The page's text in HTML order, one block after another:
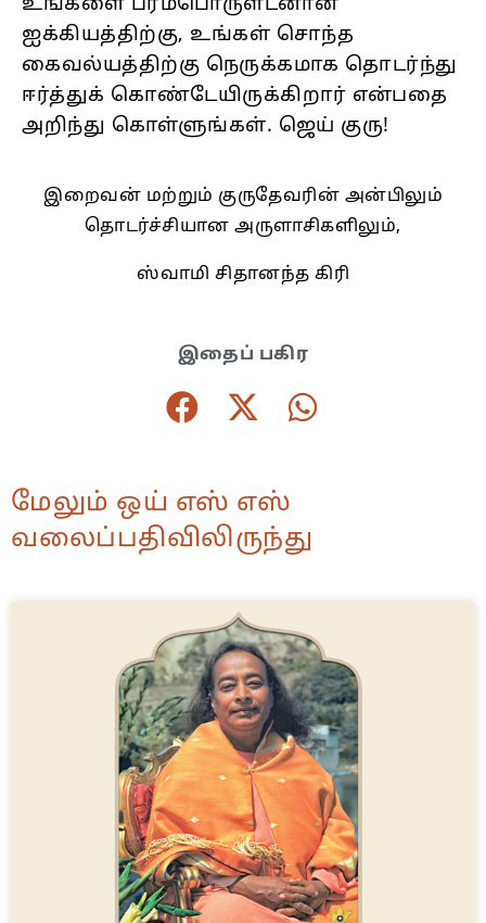
ஐக்கியத்திற்கு, உங்கள் சொந்த
கைவல்யத்திற்கு நெருக்கமாக தொடர்ந்து
ஈர்த்துக் கொண்டேயிருக்கிறார் என்பதை
அறிந்து கொள்ளுங்கள். ஜெய் குரு!
இறைவன் மற்றும் குருதேவரின் அன்பிலும்
தொடர்ச்சியான அருளாசிகளிலும்,
ஸ்வாமி சிதானந்த கிரி
இதைப் பகிர
மேலும் ஒய் எஸ் எஸ்
வலைப்பதிவிலிருந்து